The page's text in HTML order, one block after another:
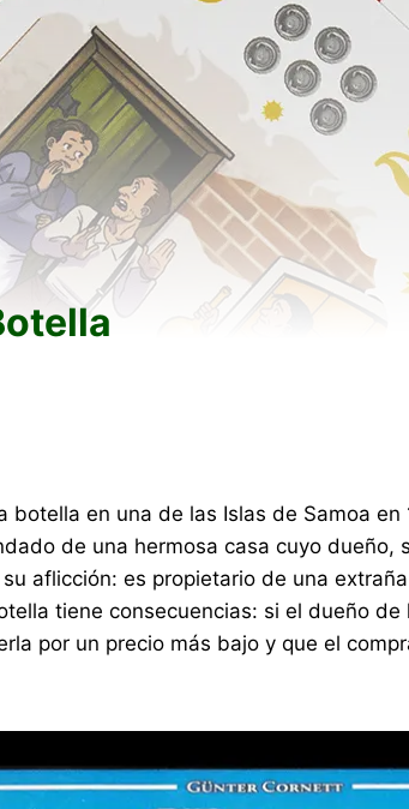
en una de las Islas de Samoa
de una hermosa casa cuyo
aflicción: es propietario de una
tiene consecuencias: si el dueño
por un precio más bajo y que el